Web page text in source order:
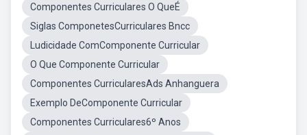
Componentes Curriculares O QueÉ
Siglas ComponetesCurriculares Bncc
Ludicidade ComComponente Curricular
O Que Componente Curricular
Componentes CurricularesAds Anhanguera
Exemplo DeComponente Curricular
Componentes Curriculares6º Anos